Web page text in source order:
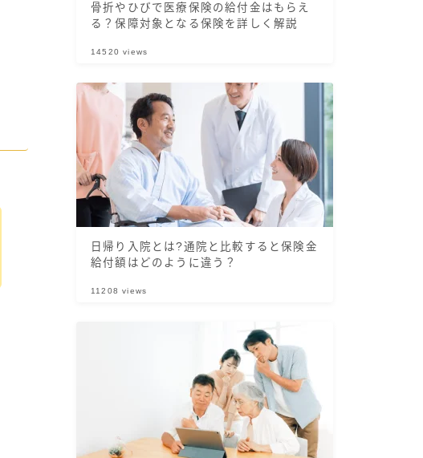
骨折やひびで医療保険の給付金はもらえ
る？保障対象となる保険を詳しく解説
14520 views
日帰り入院とは?通院と比較すると保険金
給付額はどのように違う？
11208 views